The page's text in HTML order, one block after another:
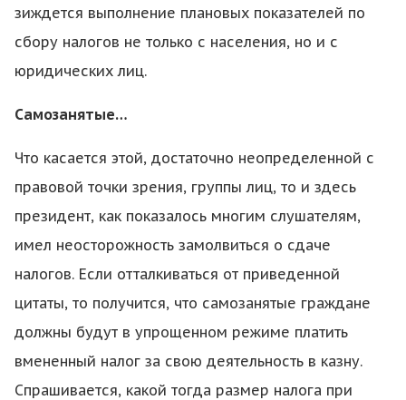
зиждется выполнение плановых показателей по
сбору налогов не только с населения, но и с
юридических лиц.
Самозанятые…
Что касается этой, достаточно неопределенной с
правовой точки зрения, группы лиц, то и здесь
президент, как показалось многим слушателям,
имел неосторожность замолвиться о сдаче
налогов. Если отталкиваться от приведенной
цитаты, то получится, что самозанятые граждане
должны будут в упрощенном режиме платить
вмененный налог за свою деятельность в казну.
Спрашивается, какой тогда размер налога при